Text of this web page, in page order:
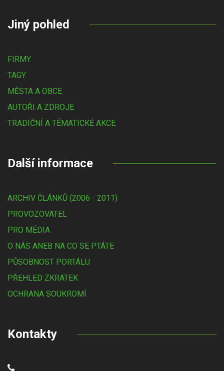
Jiný pohled
FIRMY
TAGY
MĚSTA A OBCE
AUTOŘI A ZDROJE
TRADIČNÍ A TÉMATICKÉ AKCE
Další informace
ARCHIV ČLÁNKŮ (2006 - 2011)
PROVOZOVATEL
PRO MÉDIA
O NÁS ANEB NA CO SE PTÁTE
PŮSOBNOST PORTÁLU
PŘEHLED ZKRATEK
OCHRANA SOUKROMÍ
Kontakty